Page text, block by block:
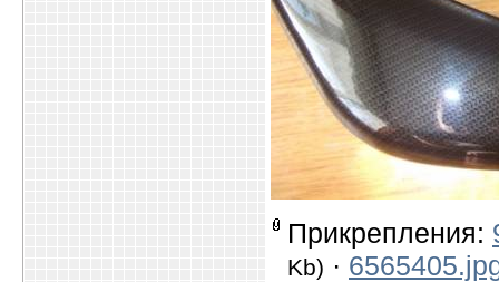
Прикрепления:
Kb) ·